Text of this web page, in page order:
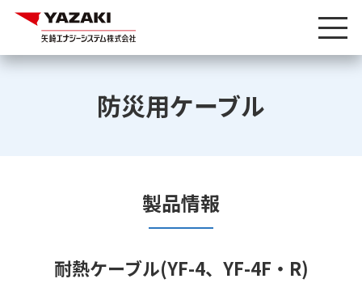
防災用ケーブル
製品情報
耐熱ケーブル(YF-4、YF-4F・R)